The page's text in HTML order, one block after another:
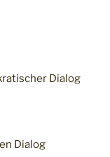
Dialog
Dialog